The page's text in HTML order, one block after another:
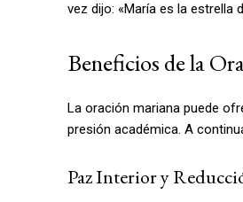
vez dijo: «María es la estrella
Beneficios de la
La oración mariana puede
presión académica. A
Paz Interior y